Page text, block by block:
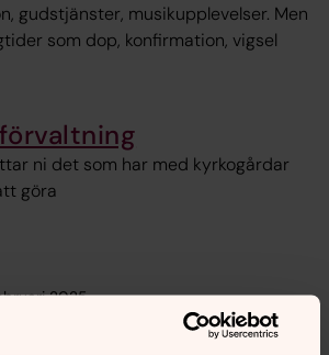
gudstjänster, musikupplevelser. Men
som dop, konfirmation, vigsel
ni det som har med kyrkogårdar
göra
2025
frågor på sidans